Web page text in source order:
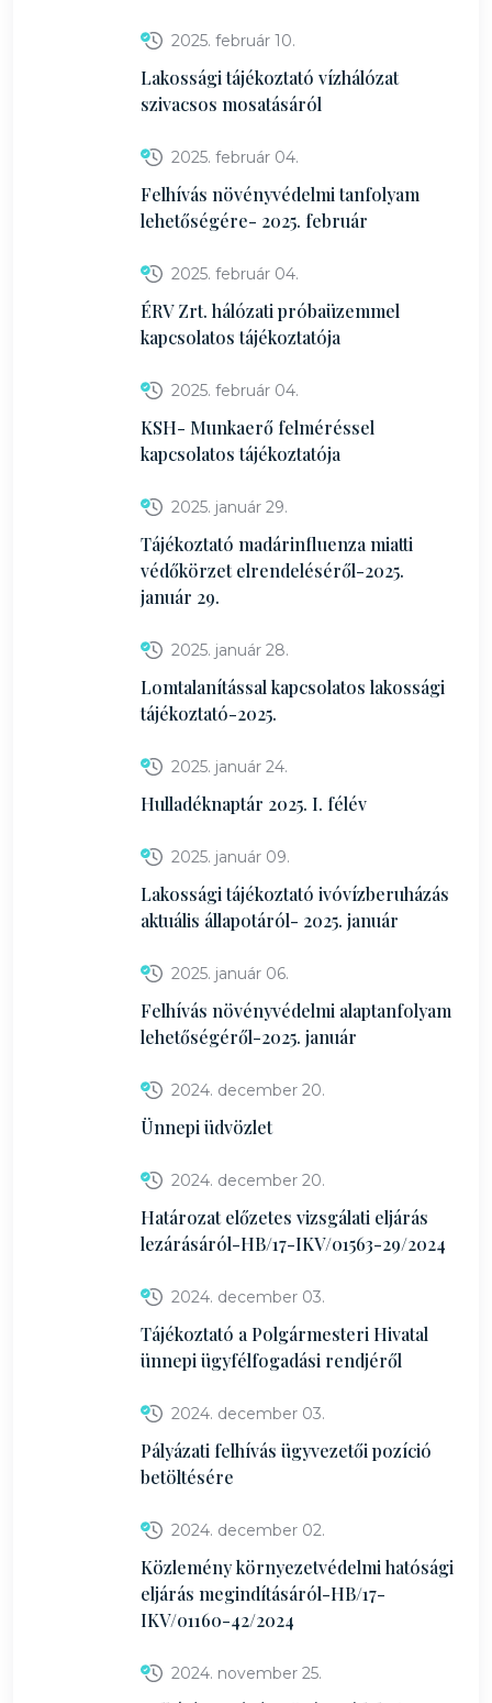
2025. február 10.
Lakossági tájékoztató vízhálózat
szivacsos mosatásáról
2025. február 04.
Felhívás növényvédelmi tanfolyam
lehetőségére- 2025. február
2025. február 04.
ÉRV Zrt. hálózati próbaüzemmel
kapcsolatos tájékoztatója
2025. február 04.
KSH- Munkaerő felméréssel
kapcsolatos tájékoztatója
2025. január 29.
Tájékoztató madárinfluenza miatti
védőkörzet elrendeléséről-2025.
január 29.
2025. január 28.
Lomtalanítással kapcsolatos lakossági
tájékoztató-2025.
2025. január 24.
Hulladéknaptár 2025. I. félév
2025. január 09.
Lakossági tájékoztató ivóvízberuházás
aktuális állapotáról- 2025. január
2025. január 06.
Felhívás növényvédelmi alaptanfolyam
lehetőségéről-2025. január
2024. december 20.
Ünnepi üdvözlet
2024. december 20.
Határozat előzetes vizsgálati eljárás
lezárásáról-HB/17-IKV/01563-29/2024
2024. december 03.
Tájékoztató a Polgármesteri Hivatal
ünnepi ügyfélfogadási rendjéről
2024. december 03.
Pályázati felhívás ügyvezetői pozíció
betöltésére
2024. december 02.
Közlemény környezetvédelmi hatósági
eljárás megindításáról-HB/17-
IKV/01160-42/2024
2024. november 25.